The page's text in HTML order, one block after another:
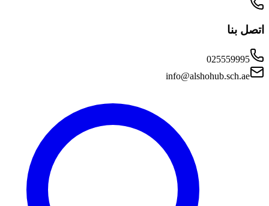
اتصل بنا
025559995
info@alshohub.sch.ae